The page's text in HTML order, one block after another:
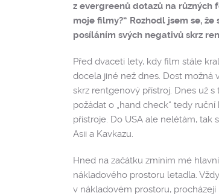
z evergreenů dotazů na různých
moje filmy?“ Rozhodl jsem se,
posíláním svých negativů skrz
Před dvaceti lety, kdy film stále
docela jiné než dnes. Dost
skrz rentgenový přístroj. Dnes už
požádat o „hand check“ tedy
přístroje. Do USA ale nelétám, tak
Asii a Kavkazu.
Hned na začátku zmíním mé
nákladového prostoru letadla.
v nákladovém prostoru,